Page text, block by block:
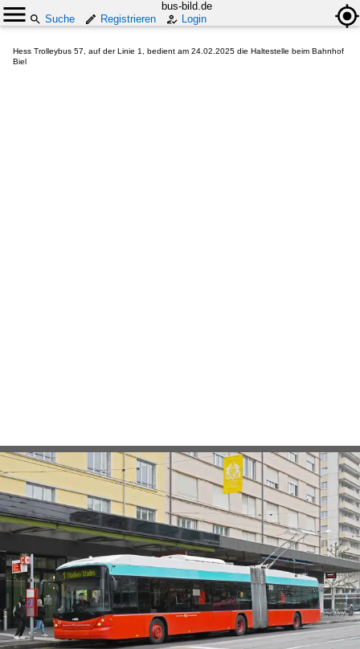
bus-bild.de
Suche
Registrieren Login
Hess Trolleybus 57, auf der Linie 1, bedient am 24.02.2025 die Haltestelle beim Bahnhof
Biel